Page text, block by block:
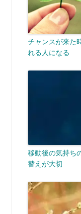
チャンスが来た
れる人になる
移動後の気持ち
替えが大切